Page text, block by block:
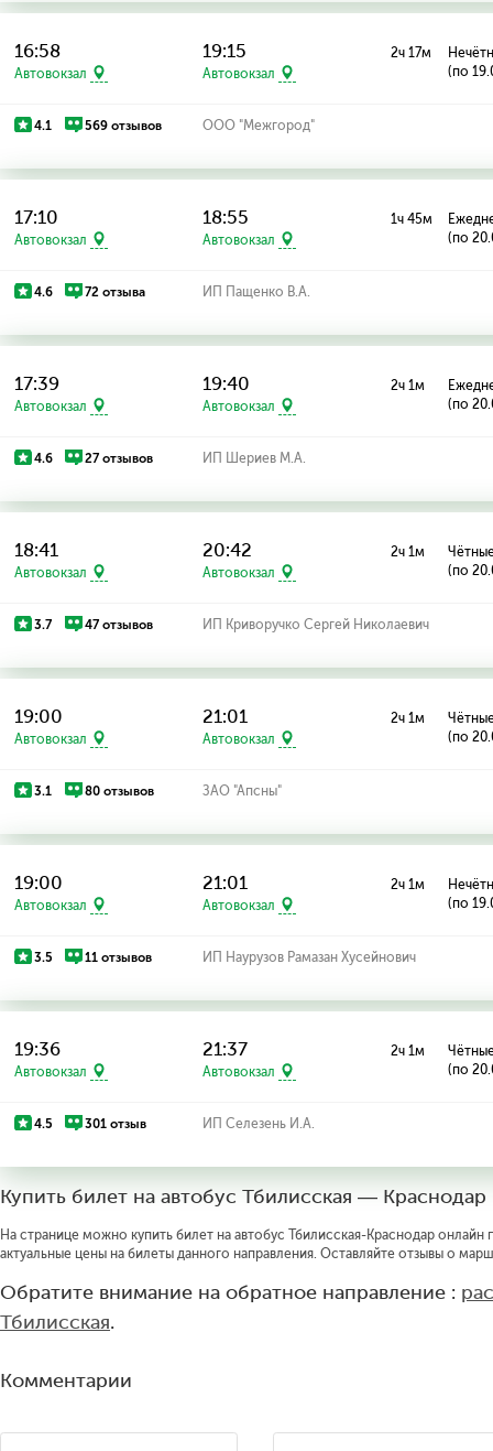
16:58
Автовокзал
19:15
Автовокзал
2ч 17м
(по
4.1 569 отзывов ООО "Межгород"
17:10
Автовокзал
18:55
Автовокзал
1ч 45м
(по
4.6 72 отзыва ИП Пащенко В.А.
17:39
Автовокзал
19:40
Автовокзал
2ч 1м
(по
4.6 27 отзывов ИП Шериев М.А.
18:41
Автовокзал
20:42
Автовокзал
2ч 1м
(по
3.7 47 отзывов ИП Криворучко Сергей Николаевич
19:00
Автовокзал
21:01
Автовокзал
2ч 1м
(по
3.1 80 отзывов ЗАО "Апсны"
19:00
Автовокзал
21:01
Автовокзал
2ч 1м
(по
3.5 11 отзывов ИП Наурузов Рамазан Хусейнович
19:36
Автовокзал
21:37
Автовокзал
2ч 1м
(по
4.5 301 отзыв ИП Селезень И.А.
Купить билет на автобус Тбилисская — Краснодар
На странице можно купить билет на автобус Тбилисская-Краснодар онлайн
актуальные цены на билеты данного направления. Оставляйте отзывы о
Обратите внимание на обратное направление :
Тбилисская.
Комментарии